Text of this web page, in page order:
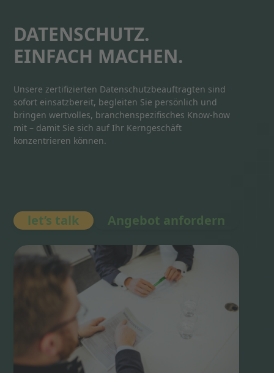
DATENSCHUTZ.
EINFACH MACHEN.
Unsere zertifizierten Datenschutzbeauftragten sind
sofort einsatzbereit, begleiten Sie persönlich und
bringen wertvolles, branchenspezifisches Know-how
mit – damit Sie sich auf Ihr Kerngeschäft
konzentrieren können.
let’s talk Angebot anfordern